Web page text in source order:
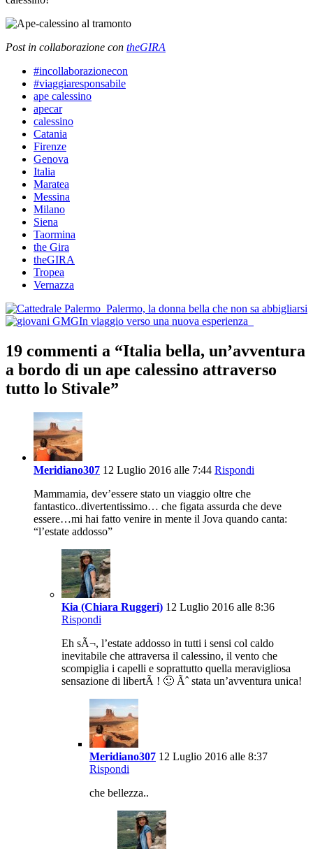
Post in collaborazione con theGIRA
#incollaborazionecon
#viaggiaresponsabile
ape calessino
apecar
calessino
Catania
Firenze
Genova
Italia
Maratea
Messina
Milano
Siena
Taormina
the Gira
theGIRA
Tropea
Vernazza
Post
navigation
Palermo, la donna bella che non sa abbigliarsi
In viaggio verso una nuova esperienza
19 commenti a “Italia bella, un’avventura
a bordo di un ape calessino attraverso
tutto lo Stivale”
Meridiano307 12 Luglio 2016 alle 7:44 Rispondi
Mammamia, dev’essere stato un viaggio oltre che
fantastico..divertentissimo… che figata assurda che deve
essere…mi hai fatto venire in mente il Jova quando canta:
“l’estate addosso”
Kia (Chiara Ruggeri) 12 Luglio 2016 alle 8:36
Rispondi
Eh sÃ¬, l’estate addosso in tutti i sensi col caldo
inevitabile che attraversa il calessino, il vento che
scompiglia i capelli e soprattutto quella meravigliosa
sensazione di libertÃ ! 🙂 Ãˆ stata un’avventura unica!
Meridiano307 12 Luglio 2016 alle 8:37
Rispondi
che bellezza..